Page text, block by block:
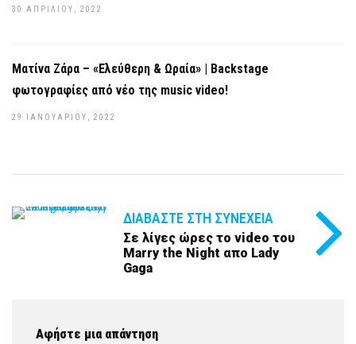
30 ΑΠΡΙΛΊΟΥ, 2022
Ματίνα Ζάρα – «Ελεύθερη & Ωραία» | Backstage
φωτογραφίες από νέο της music video!
29 ΙΑΝΟΥΑΡΊΟΥ, 2022
ΔΙΑΒΆΣΤΕ ΣΤΗ ΣΥΝΈΧΕΙΑ
Σε λίγες ώρες το video του
Marry the Night απο Lady
Gaga
Αφήστε μια απάντηση